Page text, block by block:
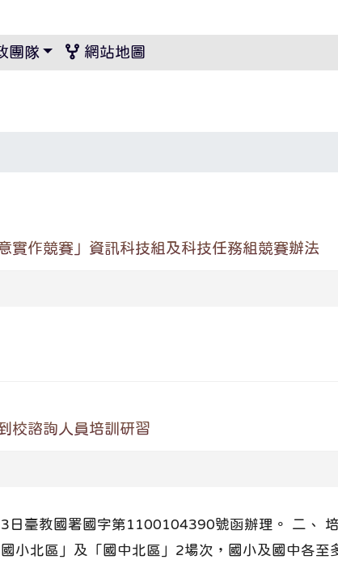
團隊 網站地圖
實作競賽」資訊科技組及科技任務組競賽辦法
校諮詢人員培訓研習
臺教國署國字第1100104390號函辦理。 二、
小北區」及「國中北區」2場次，國小及國中各至